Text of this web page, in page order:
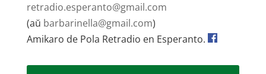
retradio.esperanto@gmail.com
(aŭ barbarinella@gmail.com)
Amikaro de Pola Retradio en Esperanto.